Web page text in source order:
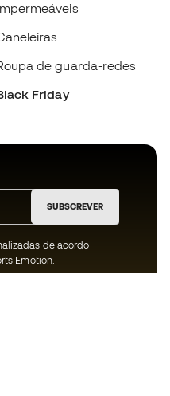
de guarda-redes
Friday
SUBSCREVER
de acordo
Emotion.